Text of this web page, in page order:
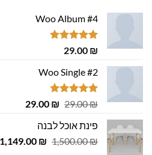
Woo Album #4
דורג5.00
29.00 ₪
Woo Single #2
דורג4.75
29.00₪
המחיר
היה:
29.00 ₪.
29.00 ₪
המחיר
29.00 ₪.
פינת אוכל לבנה
1,500.00₪
המחיר
1,149.00 ₪